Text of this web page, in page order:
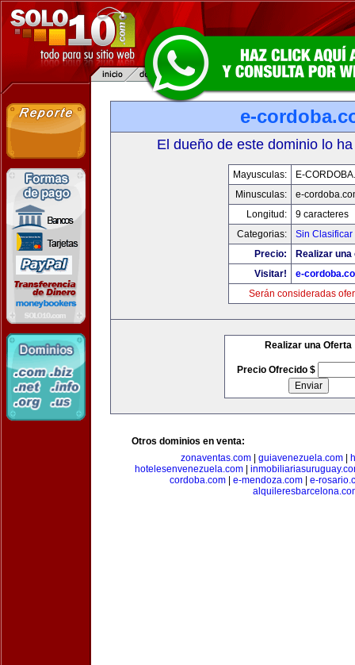
e-
El dueño de este dominio lo
Mayusculas:
E-
Minusculas:
e-
Longitud:
9 caracteres
Categorias:
Sin Clasificar
Precio:
Realizar
Visitar!
e-
Serán consideradas
Realizar una Oferta
Precio Ofrecido $
Otros dominios en venta:
zonaventas.com| guiavenezuela.com|
hotelesenvenezuela.com
cordoba.com| e-mendoza.com| e-